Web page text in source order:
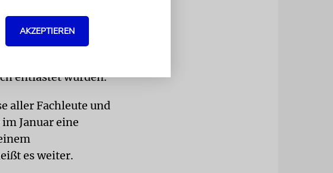
Lockdown, von dem
entlastet würden.
aller Fachleute und
Januar eine
es weiter.
AKZEPTIEREN